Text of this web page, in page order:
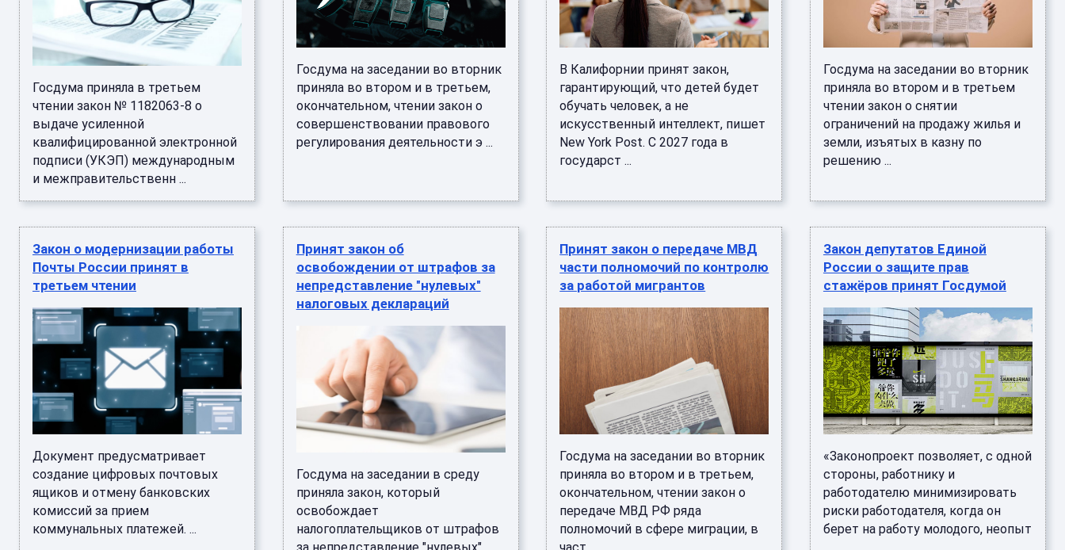
Госдума приняла в третьем
чтении закон № 1182063-8 о
выдаче усиленной
квалифицированной электронной
подписи (УКЭП) международным
и межправительственн ...
Госдума на заседании во вторник
приняла во втором и в третьем,
окончательном, чтении закон о
совершенствовании правового
регулирования деятельности э ...
В Калифорнии принят закон,
гарантирующий, что детей будет
обучать человек, а не
искусственный интеллект, пишет
New York Post. С 2027 года в
государст ...
Госдума на заседании во вторник
приняла во втором и в третьем
чтении закон о снятии
ограничений на продажу жилья и
земли, изъятых в казну по
решению ...
Закон о модернизации работы
Почты России принят в
третьем чтении
Документ предусматривает
создание цифровых почтовых
ящиков и отмену банковских
комиссий за прием
коммунальных платежей. ...
Принят закон об
освобождении от штрафов за
непредставление "нулевых"
налоговых деклараций
Госдума на заседании в среду
приняла закон, который
освобождает
налогоплательщиков от штрафов
Принят закон о передаче МВД
части полномочий по контролю
за работой мигрантов
Госдума на заседании во вторник
приняла во втором и в третьем,
окончательном, чтении закон о
передаче МВД РФ ряда
полномочий в сфере миграции, в
Закон депутатов Единой
России о защите прав
стажёров принят Госдумой
«Законопроект позволяет, с одной
стороны, работнику и
работодателю минимизировать
риски работодателя, когда он
берет на работу молодого, неопыт